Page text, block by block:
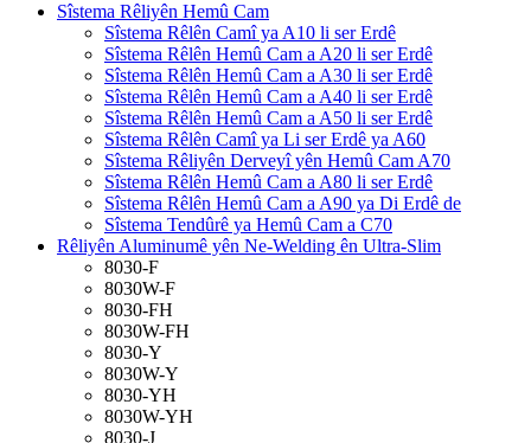
Sîstema Rêliyên Hemû Cam
Sîstema Rêlên Camî ya A10 li ser Erdê
Sîstema Rêlên Hemû Cam a A20 li ser Erdê
Sîstema Rêlên Hemû Cam a A30 li ser Erdê
Sîstema Rêlên Hemû Cam a A40 li ser Erdê
Sîstema Rêlên Hemû Cam a A50 li ser Erdê
Sîstema Rêlên Camî ya Li ser Erdê ya A60
Sîstema Rêliyên Derveyî yên Hemû Cam A70
Sîstema Rêlên Hemû Cam a A80 li ser Erdê
Sîstema Rêlên Hemû Cam a A90 ya Di Erdê de
Sîstema Tendûrê ya Hemû Cam a C70
Rêliyên Aluminumê yên Ne-Welding ên Ultra-Slim
8030-F
8030W-F
8030-FH
8030W-FH
8030-Y
8030W-Y
8030-YH
8030W-YH
8030-J